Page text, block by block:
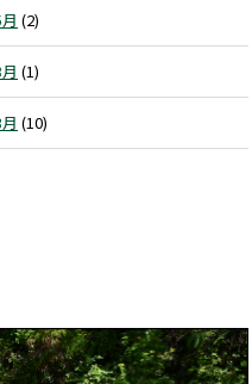
(2)
(1)
(10)